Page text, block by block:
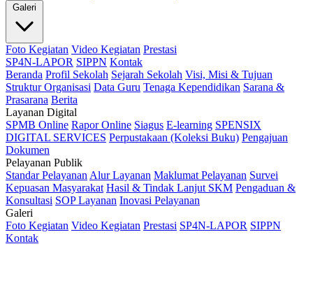
Galeri
Foto Kegiatan Video Kegiatan Prestasi
SP4N-LAPOR SIPPN Kontak
Beranda Profil Sekolah Sejarah Sekolah Visi, Misi & Tujuan
Struktur Organisasi Data Guru Tenaga Kependidikan Sarana &
Prasarana Berita
Layanan Digital
SPMB Online Rapor Online Siagus E-learning SPENSIX
DIGITAL SERVICES Perpustakaan (Koleksi Buku) Pengajuan
Dokumen
Pelayanan Publik
Standar Pelayanan Alur Layanan Maklumat Pelayanan Survei
Kepuasan Masyarakat Hasil & Tindak Lanjut SKM Pengaduan &
Konsultasi SOP Layanan Inovasi Pelayanan
Galeri
Foto Kegiatan Video Kegiatan Prestasi SP4N-LAPOR SIPPN
Kontak